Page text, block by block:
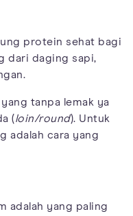
protein sehat bagi
dari daging sapi,
tanpa lemak ya
(loin/round). Untuk
adalah cara yang
adalah yang paling